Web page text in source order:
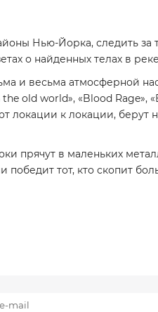
Нью-Йорка, следить
о найденных телах в реке
и весьма атмосферной
old world», «Blood Rage»,
локации к локации, берут
прячут в маленьких
тот, кто скопит